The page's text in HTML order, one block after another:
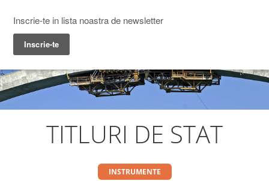
Menu
Prime Transaction
TITLURI DE STAT
INSTRUMENTE